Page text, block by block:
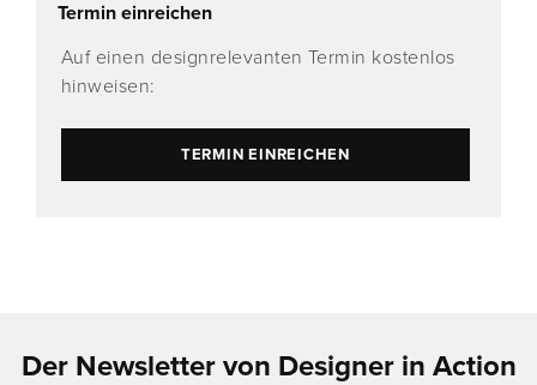
Termin einreichen
Auf einen designrelevanten Termin kostenlos
hinweisen:
TERMIN EINREICHEN
Der Newsletter von Designer in Action